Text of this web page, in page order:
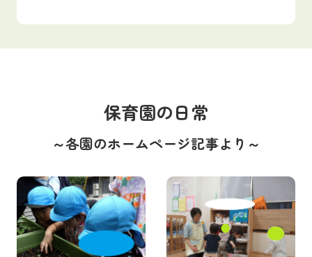
保育園の日常
～各園のホームページ記事より～